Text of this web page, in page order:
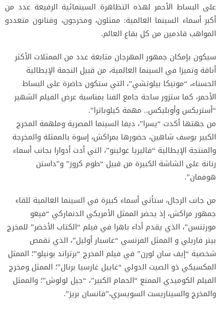
على البساط الأحمر لهذه التظاهرة السينمائية الرفيعة عدد من
أكبر أسماء السينما العالمية: ممثلون، ومخرجون، وفنانون متعددو
المواهب قادمين من كل بقاع العالم.
‫سيكون بإمكان جمهور المهرجان متابعة عدد من الممثلات الأكثر
أناقة وتميزا في السينما العالمية، من قبيل النجمة الإيطالية
الحسناء، “مونيكا بيلوتشي”، التي ستكون حاضرة على البساط
الأحمر، كما ستزور ساحة جامع الفنا بمناسبة عرض الفيلم الشهير
“أستريكس وأوبليكس.. مهمة كيلوباترا”.
‫من جهتها أكدت “يسرا”، ديفا السينما المصرية وملهمة المخرج
الكبير يوسف شاهين، حضورها بمراكش، إسوة بالممثلة والمخرجة
والمنتجة الإيطالية “فاليريا غولينو”، التي أدت أدوارا بجانب أسماء
رنانة على الشاشة الكبيرة من قبيل “طوم كروز” و”داستن
هوفمان”.
‫من جانب الرجال، ستأتي أسماء كبيرة في السينما العالمية للقاء
جمهور مراكش، إذ يحضر الممثل الأمريكي الدنماركي “فيغو
مورتنسن”، الذي يقدم أداء باهرا في فيلم “الكتاب الأخضر” للمخرج
بيتر فاريلي و الممثل الفرنسي “غاسبار أوليل”، الذي تقمص
شخصية “إيف سان لورن” في فيلم ‫المخرج “برتراند بونيلو”؛ الممثل
المكسيكي ذو الصيت الدولي “غاييل غارسيا برنال”؛ الممثل ومخرج
الفيلم الكوميدي الممتع “الحمام الكبير”، “جيل لولوش”؛ والممثل
والمخرج والسيناريست السويسري،”فانسان بريز”.